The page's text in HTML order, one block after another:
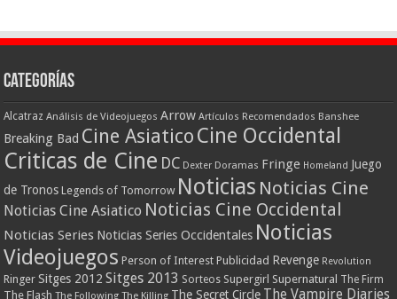
Categorías
Alcatraz Análisis de Videojuegos Arrow Artículos Recomendados Banshee
Breaking Bad Cine AsiaticoCine Occidental
Criticas de Cine DC Dexter Doramas Fringe Homeland Juego
de Tronos Legends of Tomorrow Noticias Noticias Cine
Noticias Cine Asiatico Noticias Cine Occidental
Noticias Series Noticias Series Occidentales Noticias
Videojuegos Person of Interest Publicidad Revenge Revolution
Ringer Sitges 2012 Sitges 2013 Sorteos Supergirl Supernatural The Firm
The Flash The Following The Killing The Secret Circle The Vampire Diaries